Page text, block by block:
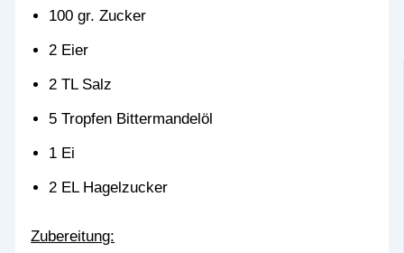
100 gr. Zucker
2 Eier
2 TL Salz
5 Tropfen Bittermandelöl
1 Ei
2 EL Hagelzucker
Zubereitung: